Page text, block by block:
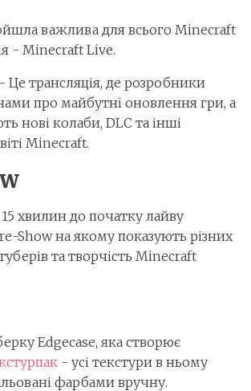
важлива для всього Minecraft
- Minecraft Live.
трансляція, де розробники
про майбутні оновлення гри, а
нові колаби, DLC та інші
Minecraft.
15 хвилин до початку лайву
Show на якому показують різних
та творчість Minecraft
Edgecase, яка створює
- усі текстури в ньому
фарбами вручну.